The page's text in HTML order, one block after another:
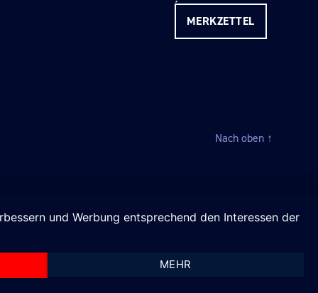
MERKZETTEL
Nach oben ↑
und Werbung entsprechend den Interessen der
MEHR